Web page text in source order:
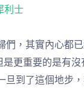
利士
，其實內心都
更重要的是有
到了這個地步